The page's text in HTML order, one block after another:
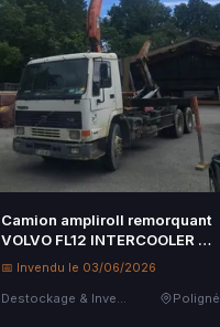
Camion ampliroll remorquant
VOLVO FL12 INTERCOOLER 6
4, grue…
📅 Invendu le 03/06/2026
Poligné